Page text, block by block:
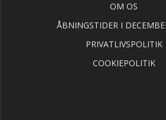
OM OS
ÅBNINGSTIDER I
PRIVATLIVSPOLITIK
COOKIEPOLITIK